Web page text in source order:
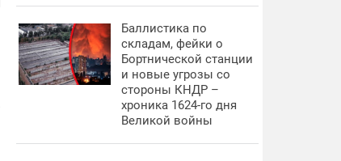
Баллистика по
складам, фейки о
Бортнической станции
и новые угрозы со
стороны КНДР –
хроника 1624-го дня
Великой войны